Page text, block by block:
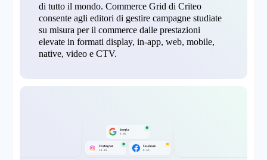
di tutto il mondo. Commerce Grid di Criteo
consente agli editori di gestire campagne studiate
su misura per il commerce dalle prestazioni
elevate in formati display, in-app, web, mobile,
native, video e CTV.